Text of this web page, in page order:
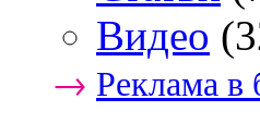
Видео
→ Реклама в